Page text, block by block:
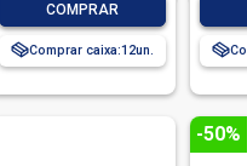
COMPRAR
Comprar caixa:12
-50%